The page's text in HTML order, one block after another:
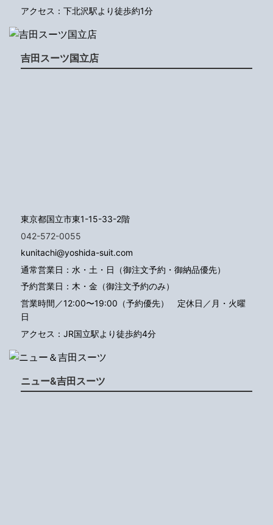
アクセス：下北沢駅より徒歩約1分
吉田スーツ国立店
東京都国立市東1-15-33-2階
042-572-0055
kunitachi@yoshida-suit.com
通常営業日：水・土・日（御注文予約・御納品優先）
予約営業日：木・金（御注文予約のみ）
営業時間／12:00〜19:00（予約優先） 定休日／月・火曜
日
アクセス：JR国立駅より徒歩約4分
ニュー&吉田スーツ